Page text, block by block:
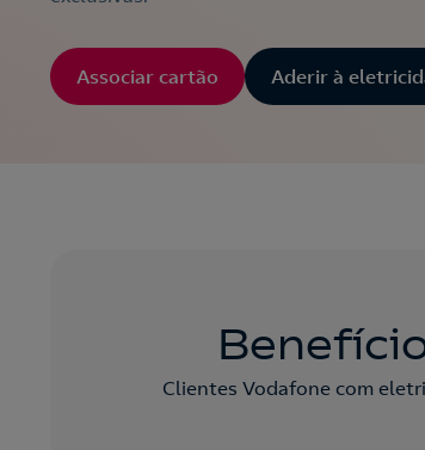
Associar cartão Aderir à
Clientes Vodafone com